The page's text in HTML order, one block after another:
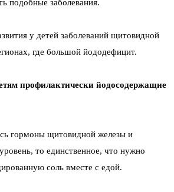
подобные заболевания.
у детей заболеваний щитовидной
где большой йододефицит.
профилактически йодосодержащие
гормоны щитовидной железы и
то единственное, что нужно
соль вместе с едой.